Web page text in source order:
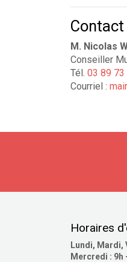
Contact
M. Nicolas
Conseiller
Tél. 03 89 73
Courriel :
Horaires
Lundi, Mardi,
Mercredi : 9h